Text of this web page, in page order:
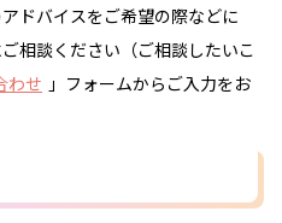
ドバイスをご希望の際などに
相談ください（ご相談したいこ
わせ 」フォームからご入力をお